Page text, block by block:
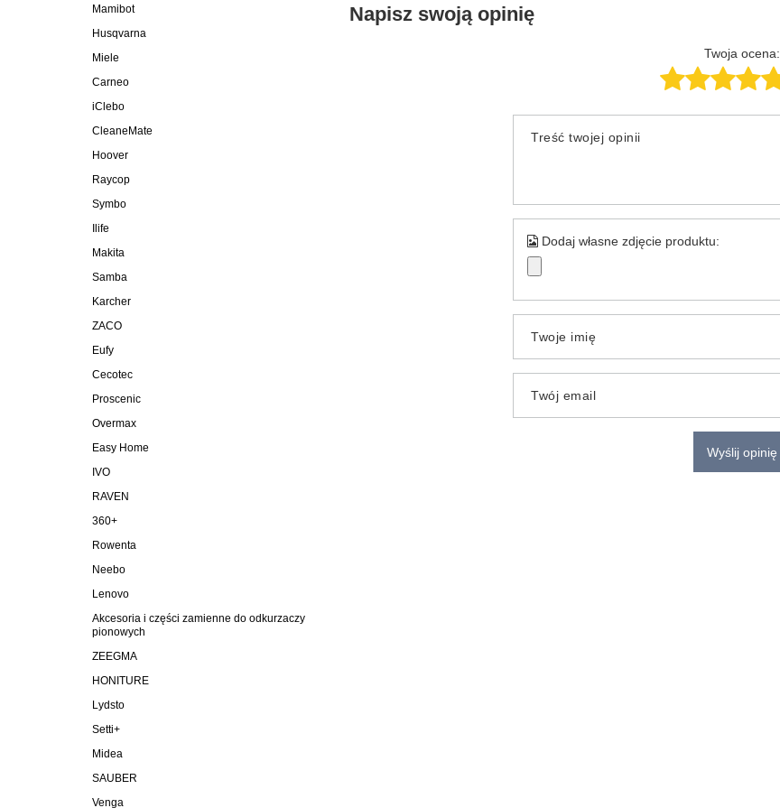
Mamibot
Husqvarna
Miele
Carneo
iClebo
CleaneMate
Hoover
Raycop
Symbo
Ilife
Makita
Samba
Karcher
ZACO
Eufy
Cecotec
Proscenic
Overmax
Easy Home
IVO
RAVEN
360+
Rowenta
Neebo
Lenovo
Akcesoria i części zamienne do odkurzaczy
pionowych
ZEEGMA
HONITURE
Lydsto
Setti+
Midea
SAUBER
Venga
Napisz swoją opinię
Twoja ocena:
Treść twojej opinii
Dodaj własne zdjęcie produktu:
Twoje imię
Twój email
Wyślij opinię